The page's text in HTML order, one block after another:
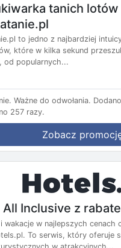
tanich lotów
to jedno z najbardziej
które w kilka sekund
od popularnych...
Ważne do odwołania.
257 razy.
Zobacz
Inclusive z
wakacje w najlepszych cenach
To serwis, który oferuje